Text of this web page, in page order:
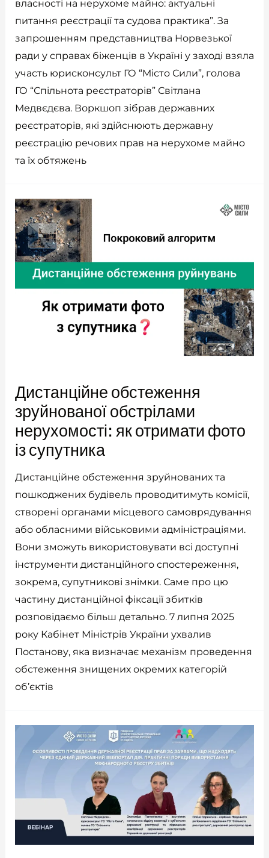
власності на нерухоме майно: актуальні
питання реєстрації та судова практика”. За
запрошенням представництва Норвезької
ради у справах біженців в Україні у заході взяла
участь юрисконсульт ГО “Місто Сили”, голова
ГО “Спільнота реєстраторів” Світлана
Медвєдєва. Воркшоп зібрав державних
реєстраторів, які здійснюють державну
реєстрацію речових прав на нерухоме майно
та їх обтяжень
Дистанційне обстеження
зруйнованої обстрілами
нерухомості: як отримати фото
із супутника
Дистанційне обстеження зруйнованих та
пошкоджених будівель проводитимуть комісії,
створені органами місцевого самоврядування
або обласними військовими адміністраціями.
Вони зможуть використовувати всі доступні
інструменти дистанційного спостереження,
зокрема, супутникові знімки. Саме про цю
частину дистанційної фіксації збитків
розповідаємо більш детально. 7 липня 2025
року Кабінет Міністрів України ухвалив
Постанову, яка визначає механізм проведення
обстеження знищених окремих категорій
об’єктів